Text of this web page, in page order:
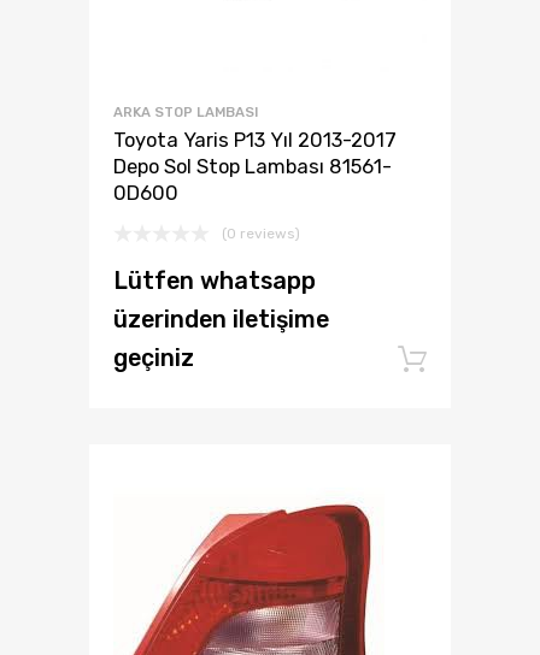
ARKA STOP LAMBASI
Toyota Yaris P13 Yıl 2013-2017
Depo Sol Stop Lambası 81561-
0D600
(0 reviews)
Lütfen whatsapp
üzerinden iletişime
geçiniz